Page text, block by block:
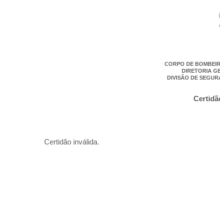
CORPO DE
DIRETORIA
DIVISÃO DE
Certidão inválida.